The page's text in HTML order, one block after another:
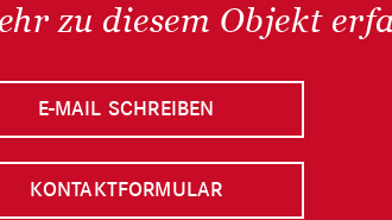
zu diesem Objekt
E-MAIL SCHREIBEN
KONTAKTFORMULAR